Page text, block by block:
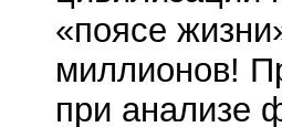
«поясе
миллионов!
при анализе